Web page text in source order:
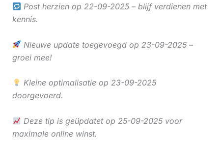
Post herzien op 22-09-2025 – blijf verdienen met
kennis.
Nieuwe update toegevoegd op 23-09-2025 –
groei mee!
Kleine optimalisatie op 23-09-2025
doorgevoerd.
Deze tip is geüpdatet op 25-09-2025 voor
maximale online winst.